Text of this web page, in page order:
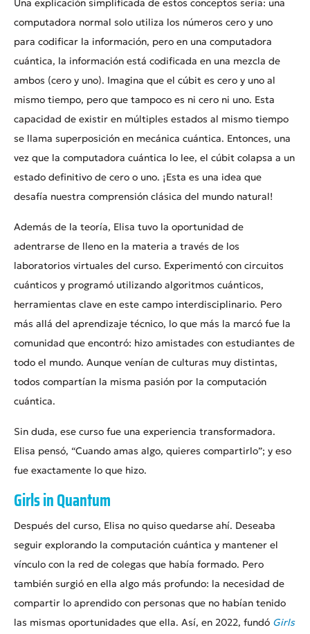
Una explicación simplificada de estos conceptos sería: una
computadora normal solo utiliza los números cero y uno
para codificar la información, pero en una computadora
cuántica, la información está codificada en una mezcla de
ambos (cero y uno). Imagina que el cúbit es cero y uno al
mismo tiempo, pero que tampoco es ni cero ni uno. Esta
capacidad de existir en múltiples estados al mismo tiempo
se llama superposición en mecánica cuántica. Entonces, una
vez que la computadora cuántica lo lee, el cúbit colapsa a un
estado definitivo de cero o uno. ¡Esta es una idea que
desafía nuestra comprensión clásica del mundo natural!
Además de la teoría, Elisa tuvo la oportunidad de
adentrarse de lleno en la materia a través de los
laboratorios virtuales del curso. Experimentó con circuitos
cuánticos y programó utilizando algoritmos cuánticos,
herramientas clave en este campo interdisciplinario. Pero
más allá del aprendizaje técnico, lo que más la marcó fue la
comunidad que encontró: hizo amistades con estudiantes de
todo el mundo. Aunque venían de culturas muy distintas,
todos compartían la misma pasión por la computación
cuántica.
Sin duda, ese curso fue una experiencia transformadora.
Elisa pensó, “Cuando amas algo, quieres compartirlo”; y eso
fue exactamente lo que hizo.
Girls in Quantum
Después del curso, Elisa no quiso quedarse ahí. Deseaba
seguir explorando la computación cuántica y mantener el
vínculo con la red de colegas que había formado. Pero
también surgió en ella algo más profundo: la necesidad de
compartir lo aprendido con personas que no habían tenido
las mismas oportunidades que ella. Así, en 2022, fundó Girls